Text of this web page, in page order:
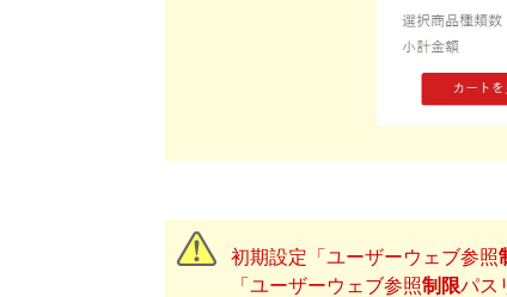
初期設定「ユーザーウェブ参照
「ユーザーウェブ参照制限パス